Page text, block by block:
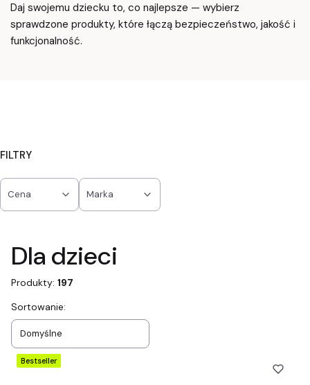
Daj swojemu dziecku to, co najlepsze — wybierz
sprawdzone produkty, które łączą bezpieczeństwo, jakość i
funkcjonalność.
FILTRY
Cena Marka
Dla dzieci
Produkty: 197
Lista produktów
Sortowanie:
Domyślne
Bestseller